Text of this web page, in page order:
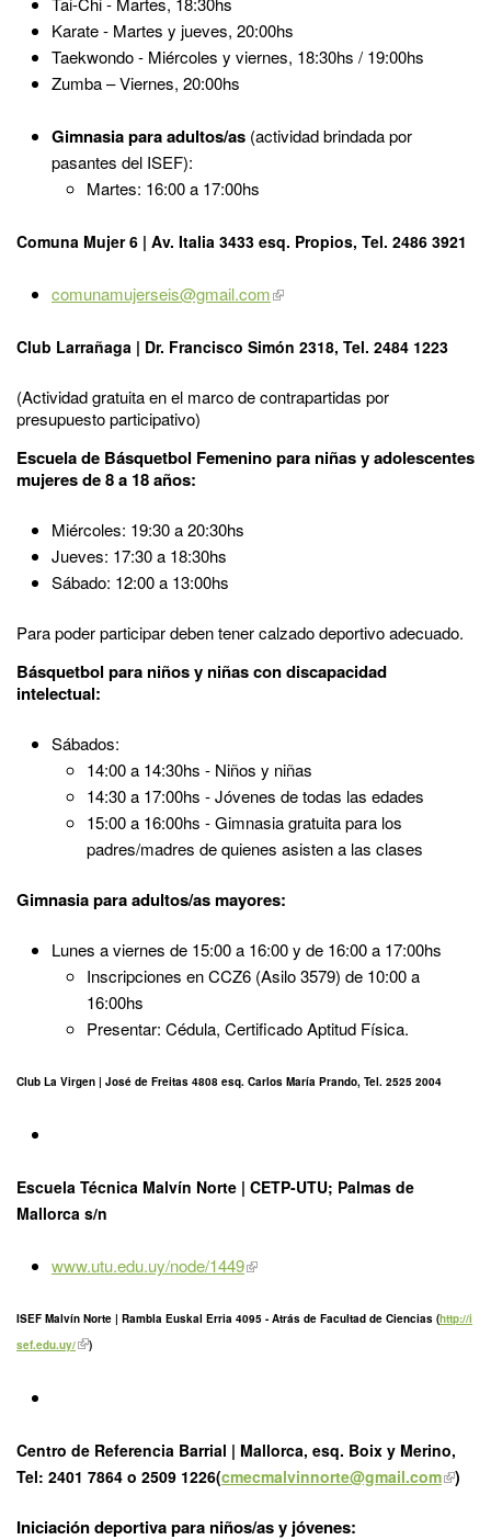
Karate - Martes y jueves, 20:00hs
Taekwondo - Miércoles y viernes, 18:30hs / 19:00hs
Zumba – Viernes, 20:00hs
Gimnasia para adultos/as (actividad brindada por
pasantes del ISEF):
Martes: 16:00 a 17:00hs
Comuna Mujer 6 | Av. Italia 3433 esq. Propios, Tel. 2486 3921
comunamujerseis@gmail.com
Club Larrañaga | Dr. Francisco Simón 2318, Tel. 2484 1223
(Actividad gratuita en el marco de contrapartidas por
presupuesto participativo)
Escuela de Básquetbol Femeninopara niñas y adolescentes
mujeres de 8 a 18 años:
Miércoles: 19:30 a 20:30hs
Jueves: 17:30 a 18:30hs
Sábado: 12:00 a 13:00hs
Para poder participar deben tener calzado deportivo adecuado.
Básquetbol para niños y niñas con discapacidad
intelectual:
Sábados:
14:00 a 14:30hs - Niños y niñas
14:30 a 17:00hs - Jóvenes de todas las edades
15:00 a 16:00hs - Gimnasia gratuita para los
padres/madres de quienes asisten a las clases
Gimnasia para adultos/as mayores:
Lunes a viernes de 15:00 a 16:00 y de 16:00 a 17:00hs
Inscripciones en CCZ6 (Asilo 3579) de 10:00 a
16:00hs
Presentar: Cédula, Certificado Aptitud Física.
Club La Virgen | José de Freitas 4808 esq. Carlos María Prando, Tel. 2525 2004
Escuela Técnica Malvín Norte | CETP-UTU; Palmas de
Mallorca s/n
www.utu.edu.uy/node/1449
ISEF Malvín Norte | Rambla Euskal Erria 4095 - Atrás de Facultad de Ciencias (http://i
sef.edu.uy/
)
Centro de Referencia Barrial | Mallorca, esq. Boix y Merino,
Tel: 2401 7864 o 2509 1226(cmecmalvinnorte@gmail.com )
Iniciación deportiva para niños/as y jóvenes: